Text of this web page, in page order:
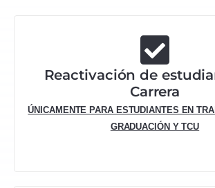
Reactivación de
Carrera
ÚNICAMENTE PARA ESTUDIANTES EN
GRADUACIÓN Y TCU